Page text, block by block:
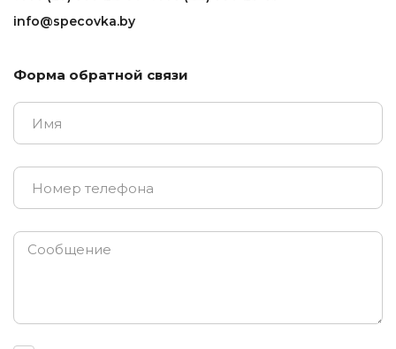
Форма обратной связи
info@specovka.by